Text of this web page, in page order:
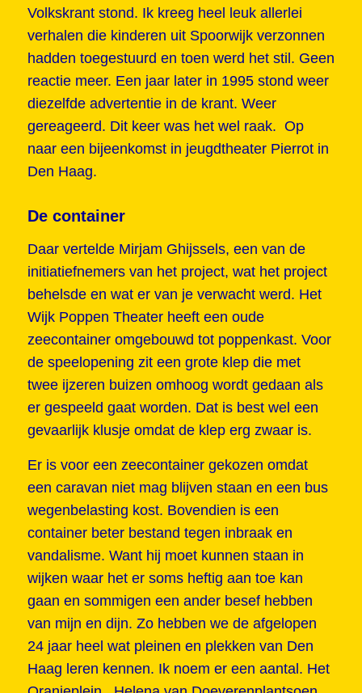
Volkskrant stond. Ik kreeg heel leuk allerlei
verhalen die kinderen uit Spoorwijk verzonnen
hadden toegestuurd en toen werd het stil. Geen
reactie meer. Een jaar later in 1995 stond weer
diezelfde advertentie in de krant. Weer
gereageerd. Dit keer was het wel raak. Op
naar een bijeenkomst in jeugdtheater Pierrot in
Den Haag.
De container
Daar vertelde Mirjam Ghijssels, een van de
initiatiefnemers van het project, wat het project
behelsde en wat er van je verwacht werd. Het
Wijk Poppen Theater heeft een oude
zeecontainer omgebouwd tot poppenkast. Voor
de speelopening zit een grote klep die met
twee ijzeren buizen omhoog wordt gedaan als
er gespeeld gaat worden. Dat is best wel een
gevaarlijk klusje omdat de klep erg zwaar is.
Er is voor een zeecontainer gekozen omdat
een caravan niet mag blijven staan en een bus
wegenbelasting kost. Bovendien is een
container beter bestand tegen inbraak en
vandalisme. Want hij moet kunnen staan in
wijken waar het er soms heftig aan toe kan
gaan en sommigen een ander besef hebben
van mijn en dijn. Zo hebben we de afgelopen
24 jaar heel wat pleinen en plekken van Den
Haag leren kennen. Ik noem er een aantal. Het